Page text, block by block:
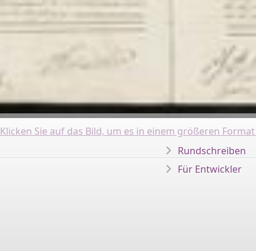
Klicken Sie auf das Bild, um es in einem größeren
Rundschreiben
Für Entwickler